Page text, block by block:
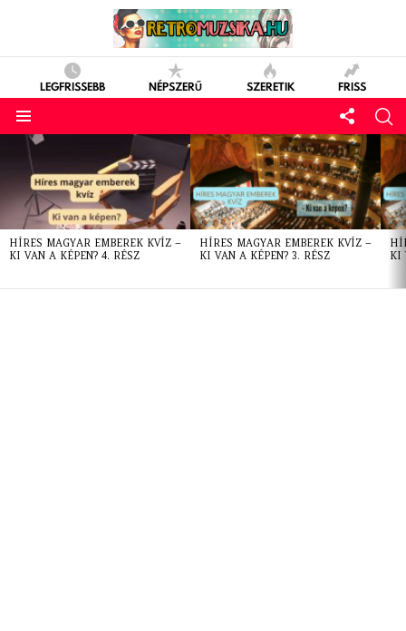
LEGFRISSEBB NÉPSZERŰ SZERETIK FRISS
LATEST
STORIES
HÍRES MAGYAR EMBEREK KVÍZ –
KI VAN A KÉPEN? 4. RÉSZ
HÍRES MAGYAR EMBEREK KVÍZ –
KI VAN A KÉPEN? 3. RÉSZ
KI